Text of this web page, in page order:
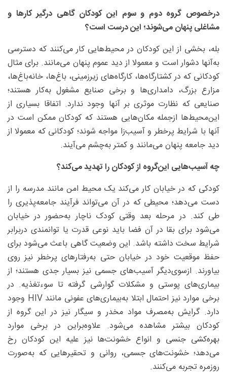
درخصوص گروه دوم و سوم این کودکان گاهی درگیر کارها و
مشاغلی پنهان می‌شوند؛ این درست است؟
بله، بخشی از این کودکان در محیط‌هایی کار می‌کنند که دسترسی
به‌آنها دشوار است و معمولا از دید عموم پنهان می‌مانند. برای مثال
کودکانی که در کشتارگاه‌ها، کارگاه‌های زیرزمینی، باغ‌ها، خانه‌باغ‌ها،
مزارع بزرگ، دامداری‌ها و برخی صنایع مشغول به‌کار هستند؛
صنایعی که نظارت موثری بر آنها وجود ندارد. اتفاقا بسیاری از
این‌محیط‌ها ازجمله مکان‌هایی هستند که کودکان ممکن است در
آنها با شرایط پرخطر و آسیب‌زا مواجه شوند؛ کودکانی که معمولا از
دید جامعه پنهان می‌مانند و کمتر به‌چشم می‌آیند.
چه آسیب‌هایی این‌گروه از کودکان را تهدید می‌کند؟
کودکی که در خیابان کار می‌کند یک محیط امن مانند مدرسه را از
دست می‌دهد؛ محیطی که در آن می‌تواند فرآیند جامعه‌پذیری را
طی کند. در مرحله بعد وقتی کودک ناچار به‌حضور در خیابان
می‌شود برای بقا در آن فضا باید نوعی قدرت یا توانمندی دربرابر
شرایط سخت داشته باشد. این وضعیت گاهی باعث می‌شود برای
حفظ موقعیت خود در خیابان حتی به‌رفتارهای پرخطر نیز روی
بیاورند. ازسوی‌دیگر آسیب‌های جسمی نیز بسیار جدی هستند؛ از
بیماری‌های پوستی و مشکلات گوارشی گرفته تا سوءتغذیه. در
برخی موارد نیز احتمال ابتلا به‌بیماری‌های عفونی مانند HIV وجود
دارد. گرایش به‌مصرف مواد مخدر و سیگار نیز در این گروه از
کودکان بیشتر مشاهده می‌شود. علاوه‌براین در برخی موارد
بهره‌کشی جنسی و انواع خشونت‌ها نیز علیه این کودکان رخ
می‌دهد؛ خشونت‌های جسمی، روانی و تحقیرهایی که به‌صورت
روزمره تجربه می‌کنند.